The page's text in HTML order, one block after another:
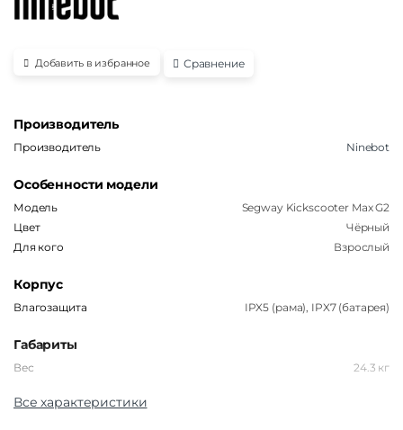
Добавить в избранное Сравнение
Производитель
Производитель Ninebot
Особенности модели
Модель
Segway Kickscooter Max G2
Цвет
Чёрный
Для кого
Взрослый
Корпус
Влагозащита IPX5 (рама), IPX7 (батарея)
Габариты
Вес 24.3 кг
Аккумулятор
Все характеристики